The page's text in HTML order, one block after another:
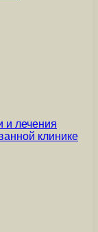
и лечения
клинике